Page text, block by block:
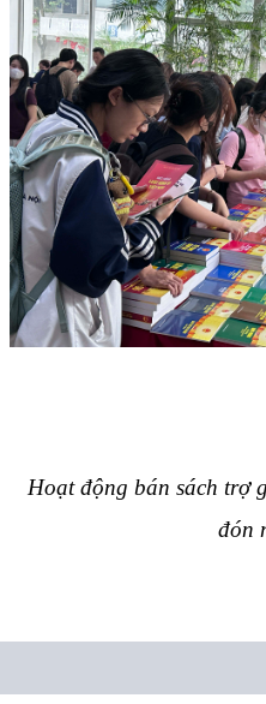
Hoạt động bán sách trợ
đón